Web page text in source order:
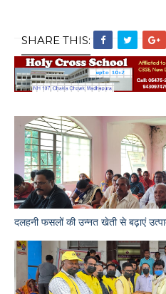
SHARE THIS:
दलहनी फसलों की उन्नत खेती से बढ़ाएं